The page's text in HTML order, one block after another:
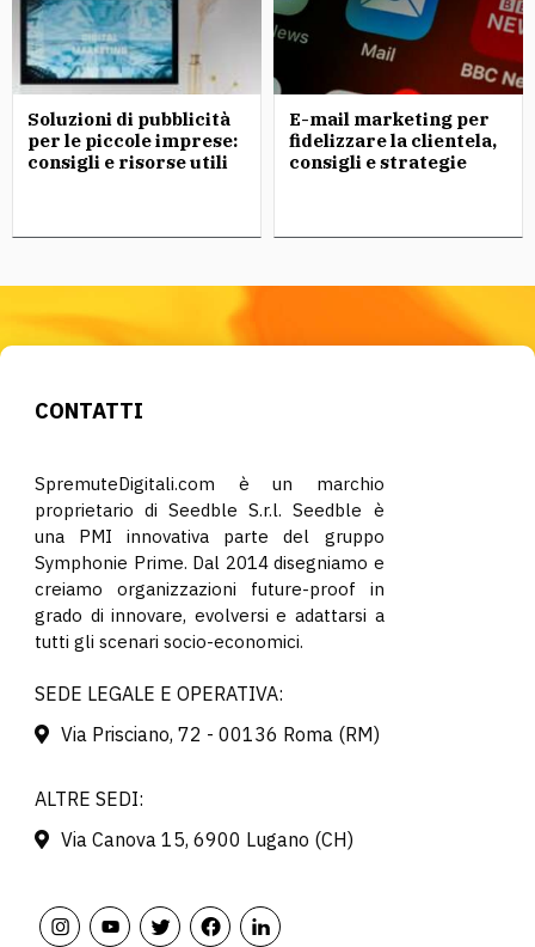
Soluzioni di pubblicità
per le piccole imprese:
consigli e risorse utili
E-mail marketing per
fidelizzare la clientela,
consigli e strategie
CONTATTI
SpremuteDigitali.com è un marchio
proprietario di Seedble S.r.l. Seedble è
una PMI innovativa parte del gruppo
Symphonie Prime. Dal 2014 disegniamo e
creiamo organizzazioni future-proof in
grado di innovare, evolversi e adattarsi a
tutti gli scenari socio-economici.
SEDE LEGALE E OPERATIVA:
Via Prisciano, 72 - 00136 Roma (RM)
ALTRE SEDI:
Via Canova 15, 6900 Lugano (CH)